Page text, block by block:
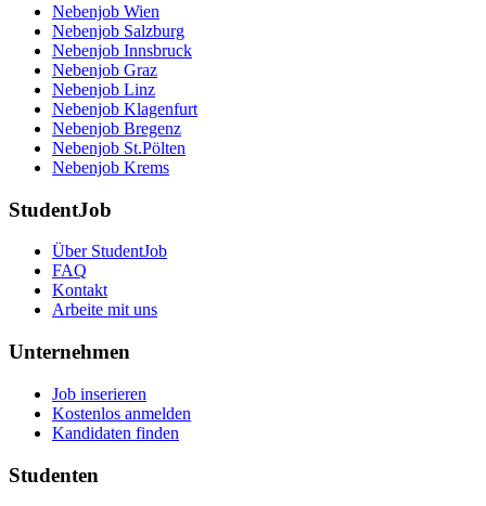
Nebenjob Wien
Nebenjob Salzburg
Nebenjob Innsbruck
Nebenjob Graz
Nebenjob Linz
Nebenjob Klagenfurt
Nebenjob Bregenz
Nebenjob St.Pölten
Nebenjob Krems
StudentJob
Über StudentJob
FAQ
Kontakt
Arbeite mit uns
Unternehmen
Job inserieren
Kostenlos anmelden
Kandidaten finden
Studenten